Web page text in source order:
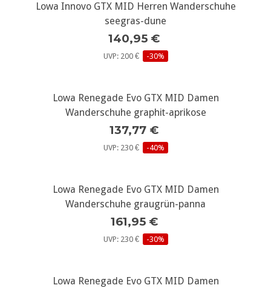
Lowa Innovo GTX MID Herren Wanderschuhe
seegras-dune
140,95 €
UVP: 200 € -30%
Lowa Renegade Evo GTX MID Damen
Wanderschuhe graphit-aprikose
137,77 €
UVP: 230 € -40%
Lowa Renegade Evo GTX MID Damen
Wanderschuhe graugrün-panna
161,95 €
UVP: 230 € -30%
Lowa Renegade Evo GTX MID Damen